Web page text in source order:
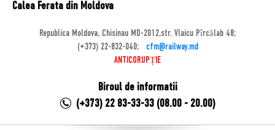
Calea Ferata din Moldova
Republica Moldova, Chisinau MD-2012,str. Vlaicu Pîrcălab 48;
(+373) 22-832-040;
cfm@railway.md
ANTICORUPȚIE
Biroul de informatii
(+373) 22 83-33-33 (08.00 - 20.00)